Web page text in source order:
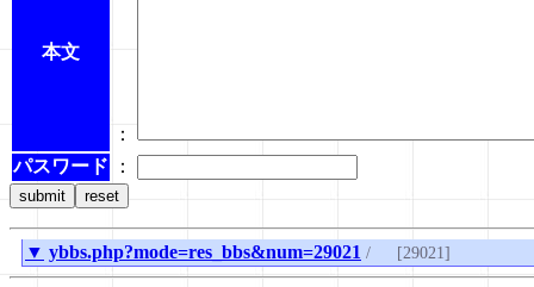
本文
：
パスワード
：
▼ ybbs.php?mode=res_bbs&num=29021 / [29021]